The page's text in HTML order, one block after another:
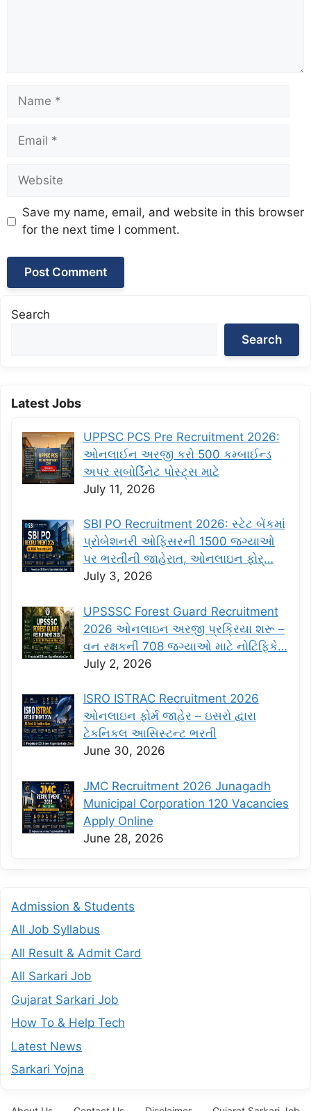
Name
Email
Website
Save my name, email, and website in this browser
for the next time I comment.
Search
Search
Latest Jobs
UPPSC PCS Pre Recruitment 2026:
ઓનલાઈન અરજી કરો 500 કમ્બાઈન્ડ
અપર સબોર્ડિનેટ પોસ્ટ્સ માટે
July 11, 2026
SBI PO Recruitment 2026: સ્ટેટ બેંકમાં
પ્રોબેશનરી ઓફિસરની 1500 જગ્યાઓ
પર ભરતીની જાહેરાત, ઓનલાઇન ફોર્…
July 3, 2026
UPSSSC Forest Guard Recruitment
2026 ઓનલાઇન અરજી પ્રક્રિયા શરૂ –
વન રક્ષકની 708 જગ્યાઓ માટે નોટિફિકે…
July 2, 2026
ISRO ISTRAC Recruitment 2026
ઓનલાઇન ફોર્મ જાહેર – ઇસરો દ્વારા
ટેકનિકલ આસિસ્ટન્ટ ભરતી
June 30, 2026
JMC Recruitment 2026 Junagadh
Municipal Corporation 120 Vacancies
Apply Online
June 28, 2026
Admission & Students
All Job Syllabus
All Result & Admit Card
All Sarkari Job
Gujarat Sarkari Job
How To & Help Tech
Latest News
Sarkari Yojna